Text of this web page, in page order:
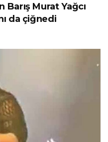
Barış Murat Yağcı
da çiğnedi